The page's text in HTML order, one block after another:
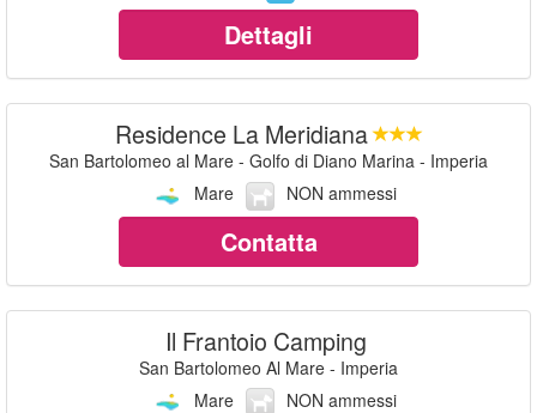
Dettagli
Residence La Meridiana
San Bartolomeo al Mare - Golfo di Diano Marina - Imperia
Mare
NON ammessi
Contatta
Il Frantoio Camping
San Bartolomeo Al Mare - Imperia
Mare
NON ammessi